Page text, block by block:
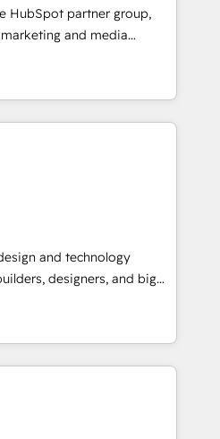
leaders:
Impact Award 🏆
Year 🏆 Gold AVA Digital
Accreditations: CRM
HubSpot partner group,
and media
and Southern
7 countries. Born in Chile,
with international reach to
technology, creativity,
building end-to-
CRM, AI automation,
content, and digital
team works in Spanish,
to design scalable strategies
• 10+
• Top 3 Partner of the
2024, 2025. • Partner of the
Let Cebra’s experts help
and with impact.
and technology
designers, and big
design, and
by curiosity—to turn
challenges into meaningful
is more than just
That’s why we lean
them into thoughtful